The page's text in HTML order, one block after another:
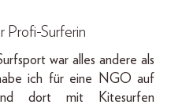
Profi-Surferin
war alles andere als
ich für eine NGO auf
dort mit Kitesurfen